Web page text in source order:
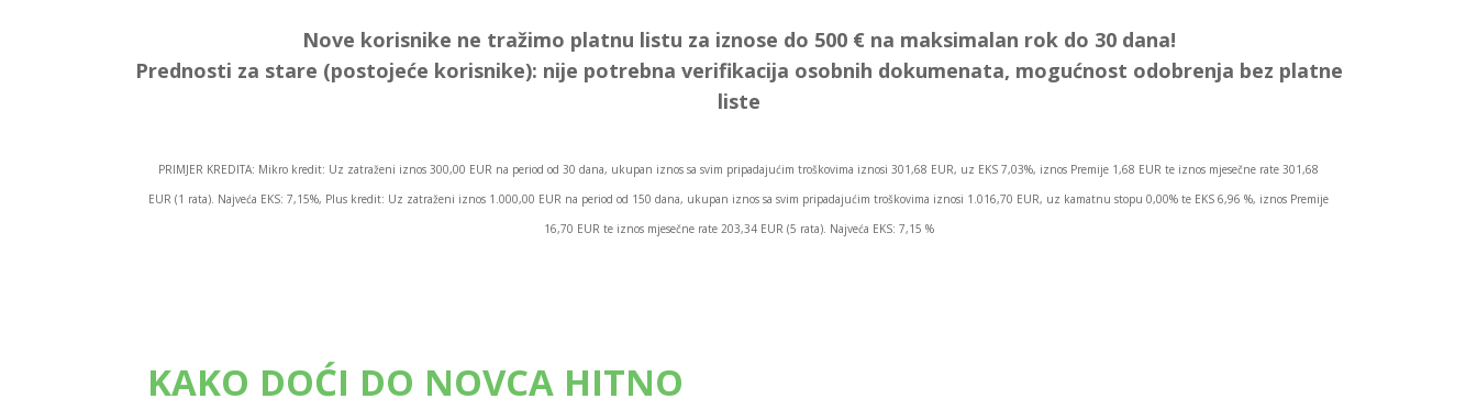
Nove korisnike ne tražimo platnu listu za iznose do 500 € na maksimalan rok do 30 dana!
Prednosti za stare (postojeće korisnike): nije potrebna verifikacija osobnih dokumenata, mogućnost odobrenja bez platne
liste
PRIMJER KREDITA: Mikro kredit: Uz zatraženi iznos 300,00 EUR na period od 30 dana, ukupan iznos sa svim pripadajućim troškovima iznosi 301,68 EUR, uz EKS 7,03%, iznos Premije 1,68 EUR te iznos mjesečne rate 301,68
EUR (1 rata). Najveća EKS: 7,15%, Plus kredit: Uz zatraženi iznos 1.000,00 EUR na period od 150 dana, ukupan iznos sa svim pripadajućim troškovima iznosi 1.016,70 EUR, uz kamatnu stopu 0,00% te EKS 6,96 %, iznos Premije
16,70 EUR te iznos mjesečne rate 203,34 EUR (5 rata). Najveća EKS: 7,15 %
KAKO DOĆI DO NOVCA HITNO